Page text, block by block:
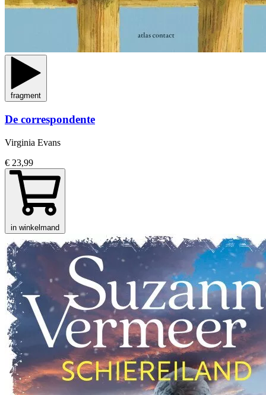
fragment
De correspondente
Virginia Evans
€ 23,99
in winkelmand